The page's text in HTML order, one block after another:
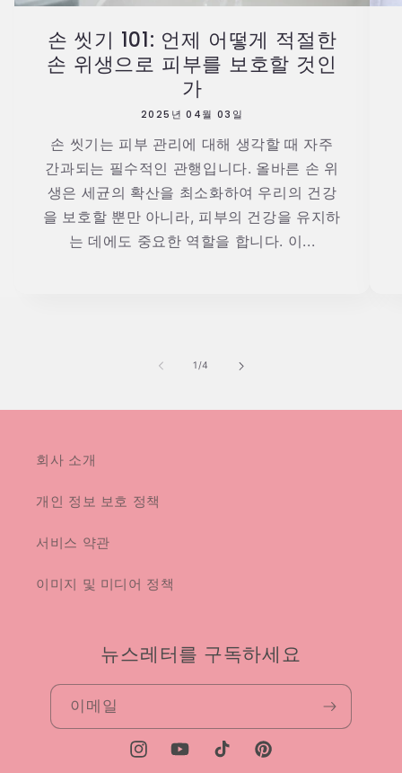
손 씻기 101: 언제 어떻게 적절한
손 위생으로 피부를 보호할 것인
가
2025년 04월 03일
손 씻기는 피부 관리에 대해 생각할 때 자주
간과되는 필수적인 관행입니다. 올바른 손 위
생은 세균의 확산을 최소화하여 우리의 건강
을 보호할 뿐만 아니라, 피부의 건강을 유지하
는 데에도 중요한 역할을 합니다. 이...
1/의
4
회사 소개
개인 정보 보호 정책
서비스 약관
이미지 및 미디어 정책
뉴스레터를 구독하세요
이메일
InstagramYouTubeTikTok Pinterest